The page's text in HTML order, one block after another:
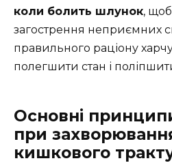
коли болить шлунок,
загострення неприємних
правильного раціону
полегшити стан і
Основні
при
кишкового